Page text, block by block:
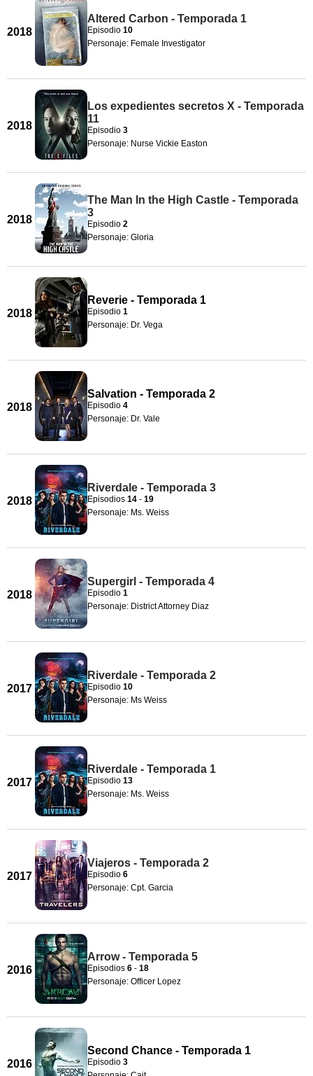
2018
Altered Carbon - Temporada 1
Episodio 10
Personaje: Female Investigator
2018
Los expedientes secretos X - Temporada
11
Episodio 3
Personaje: Nurse Vickie Easton
2018
The Man In the High Castle - Temporada
3
Episodio 2
Personaje: Gloria
2018
Reverie - Temporada 1
Episodio 1
Personaje: Dr. Vega
2018
Salvation - Temporada 2
Episodio 4
Personaje: Dr. Vale
2018
Riverdale - Temporada 3
Episodios 14 - 19
Personaje: Ms. Weiss
2018
Supergirl - Temporada 4
Episodio 1
Personaje: District Attorney Diaz
2017
Riverdale - Temporada 2
Episodio 10
Personaje: Ms Weiss
2017
Riverdale - Temporada 1
Episodio 13
Personaje: Ms. Weiss
2017
Viajeros - Temporada 2
Episodio 6
Personaje: Cpt. Garcia
2016
Arrow - Temporada 5
Episodios 6 - 18
Personaje: Officer Lopez
2016
Second Chance - Temporada 1
Episodio 3